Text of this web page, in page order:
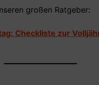
großen Ratgeber:
Checkliste zur